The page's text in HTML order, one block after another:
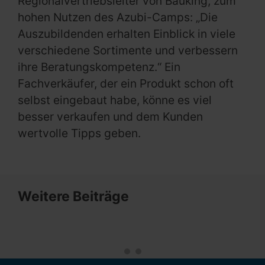
hohen Nutzen des Azubi-Camps: „Die
Auszubildenden erhalten Einblick in viele
verschiedene Sortimente und verbessern
ihre Beratungskompetenz.“ Ein
Fachverkäufer, der ein Produkt schon oft
selbst eingebaut habe, könne es viel
besser verkaufen und dem Kunden
wertvolle Tipps geben.
Weitere Beiträge